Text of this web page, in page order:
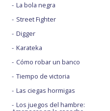
La bola negra
Street Fighter
Digger
Karateka
Cómo robar un banco
Tiempo de victoria
Las ciegas hormigas
Los juegos del hambre: